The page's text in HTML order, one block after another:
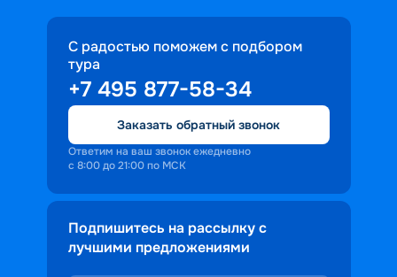
С радостью поможем с подбором
тура
+7 495 877-58-34
Заказать обратный звонок
Ответим на ваш звонок ежедневно
с 8:00 до 21:00 по МСК
Подпишитесь на рассылку с
лучшими предложениями